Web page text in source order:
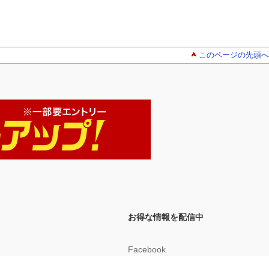
このページの先頭へ
お得な情報を配信中
Facebook